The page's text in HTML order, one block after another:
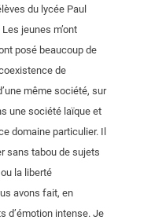
du lycée Paul
jeunes m’ont
posé beaucoup de
de
même société, sur
une société laïque et
domaine particulier. Il
sans tabou de sujets
la liberté
avons fait, en
d’émotion intense. Je